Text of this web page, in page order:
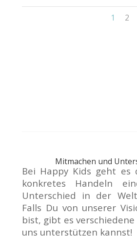
1 2
Mitmachen und
Bei Happy Kids geht es
konkretes Handeln
Unterschied in der
Falls Du von unserer
bist, gibt es verschiedene
uns unterstützen kannst!